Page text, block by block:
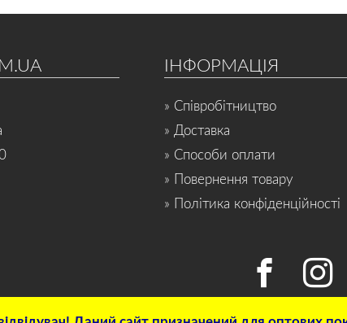
ІНФОРМАЦІЯ
» Співробітництво
» Доставка
» Способи оплати
» Повернення товару
» Політика конфіденційності